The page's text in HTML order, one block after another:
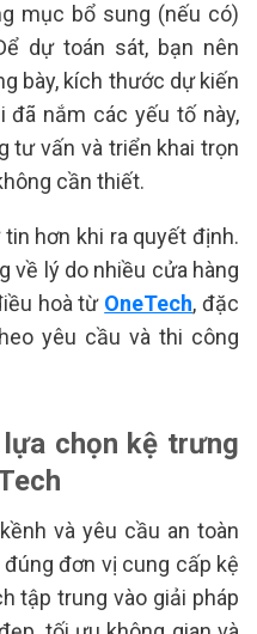
mục bổ sung (nếu có)
dự toán sát, bạn nên
bày, kích thước dự kiến
đã nắm các yếu tố này,
tư vấn và triển khai trọn
cần thiết.
hơn khi ra quyết định.
về lý do nhiều cửa hàng
hoà từ OneTech, đặc
yêu cầu và thi công
chọn kệ trưng
và yêu cầu an toàn
đơn vị cung cấp kệ
tập trung vào giải pháp